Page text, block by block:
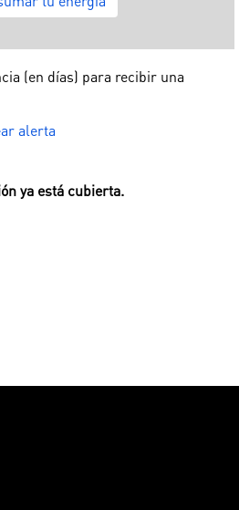
(en días) para recibir una
alerta
ya está cubierta.